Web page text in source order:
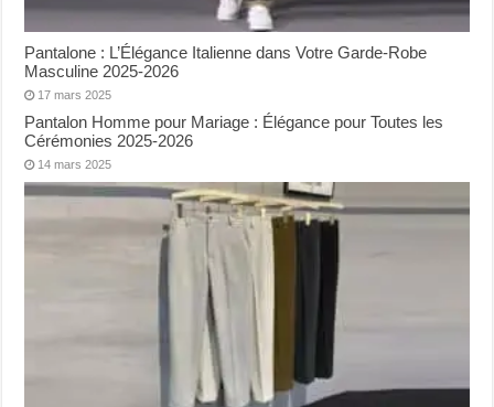
Pantalone : L’Élégance Italienne dans Votre Garde-Robe
Masculine 2025-2026
17 mars 2025
Pantalon Homme pour Mariage : Élégance pour Toutes les
Cérémonies 2025-2026
14 mars 2025